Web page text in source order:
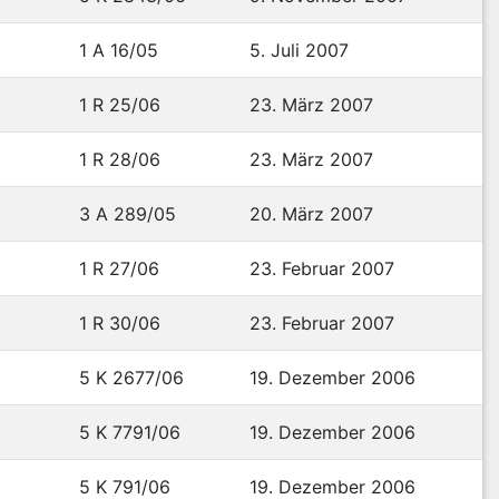
zu verurteilen, an den Kläger 3.596,49 EUR
aus 937,72 EUR seit dem 01.01.2004 und aus
der Schriftsätze der Beteiligten und der dem Gericht
ist hinsichtlich des gesamten
in Höhe von 3428,34 EUR zu. Das
von Bezügen in dem aus dem Tenor
1 A 16/05 5. Juli 2007
1 R 25/06 23. März 2007
1 R 28/06 23. März 2007
3 A 289/05 20. März 2007
1 R 27/06 23. Februar 2007
1 R 30/06 23. Februar 2007
5 K 2677/06 19. Dezember 2006
5 K 7791/06 19. Dezember 2006
5 K 791/06 19. Dezember 2006